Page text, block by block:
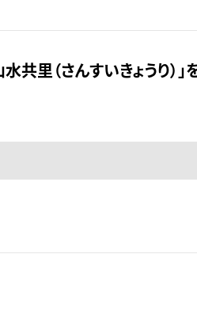
里（さんすいきょうり）」